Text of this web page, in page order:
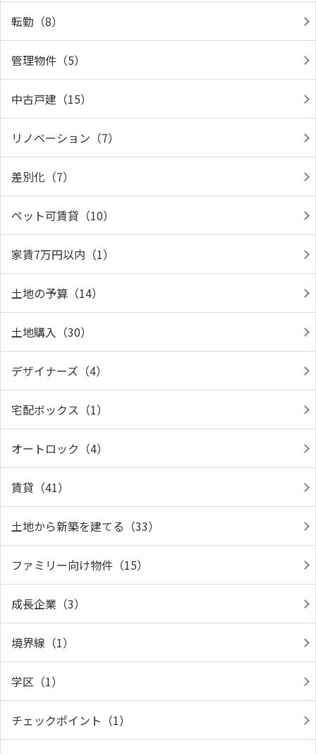
転勤（8）
管理物件（5）
中古戸建（15）
リノベーション（7）
差別化（7）
ペット可賃貸（10）
家賃7万円以内（1）
土地の予算（14）
土地購入（30）
デザイナーズ（4）
宅配ボックス（1）
オートロック（4）
賃貸（41）
土地から新築を建てる（33）
ファミリー向け物件（15）
成長企業（3）
境界線（1）
学区（1）
チェックポイント（1）